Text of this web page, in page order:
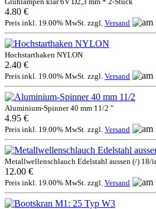
4.80 €
Preis inkl. 19.00% MwSt. zzgl. Versand
Hochstarthaken NYLON
2.40 €
Preis inkl. 19.00% MwSt. zzgl. Versand
Aluminium-Spinner 40 mm 11/2 "
4.95 €
Preis inkl. 19.00% MwSt. zzgl. Versand
Metallwellenschlauch Edelstahl aussen (/) 18/
12.00 €
Preis inkl. 19.00% MwSt. zzgl. Versand